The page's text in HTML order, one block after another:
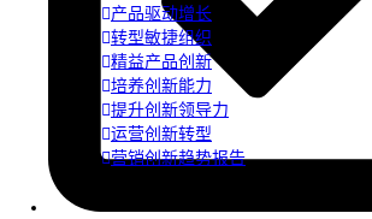
产品驱动增长
转型敏捷组织
精益产品创新
培养创新能力
提升创新领导力
运营创新转型
营销创新趋势报告